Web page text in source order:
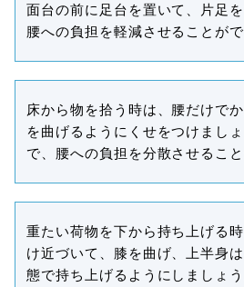
面台の前に足台を置いて、片足
腰への負担を軽減させることがで
床から物を拾う時は、腰だけで
を曲げるようにくせをつけまし
で、腰への負担を分散させること
重たい荷物を下から持ち上げる
け近づいて、膝を曲げ、上半身
態で持ち上げるようにしましょ